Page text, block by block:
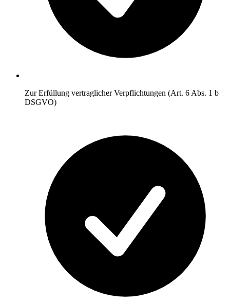
Zur Erfüllung vertraglicher Verpflichtungen (Art. 6 Abs. 1 b
DSGVO)